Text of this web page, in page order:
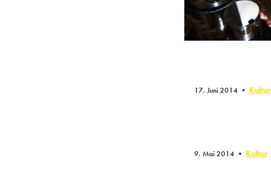
17. Juni 2014 Kultur
9. Mai 2014 Kultur